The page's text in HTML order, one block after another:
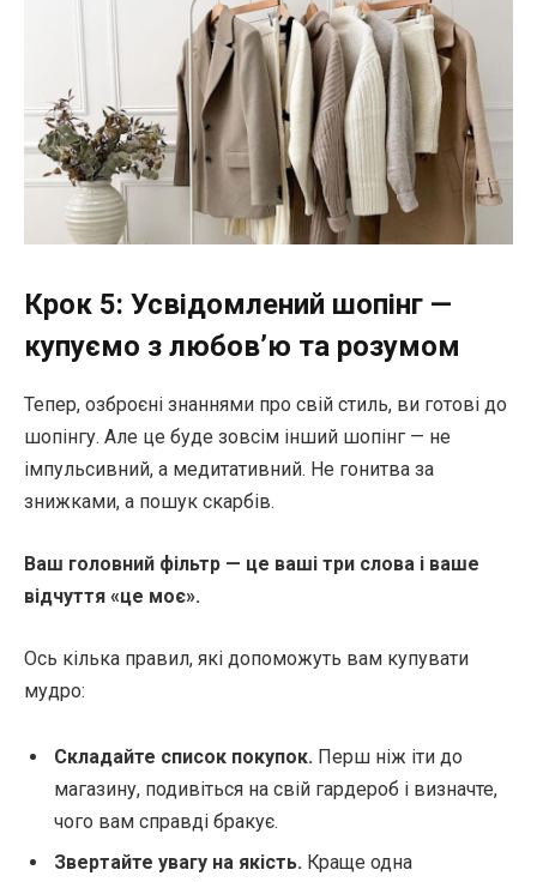
Крок 5: Усвідомлений шопінг —
купуємо з любов’ю та розумом
Тепер, озброєні знаннями про свій стиль, ви готові до
шопінгу. Але це буде зовсім інший шопінг — не
імпульсивний, а медитативний. Не гонитва за
знижками, а пошук скарбів.
Ваш головний фільтр — це ваші три слова і ваше
відчуття «це моє».
Ось кілька правил, які допоможуть вам купувати
мудро:
Складайте список покупок. Перш ніж іти до
магазину, подивіться на свій гардероб і визначте,
чого вам справді бракує.
Звертайте увагу на якість. Краще одна